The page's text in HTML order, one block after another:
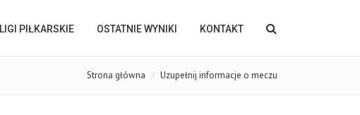
LIGI PIŁKARSKIE OSTATNIE WYNIKI KONTAKT
Strona główna Uzupełnij informacje o meczu